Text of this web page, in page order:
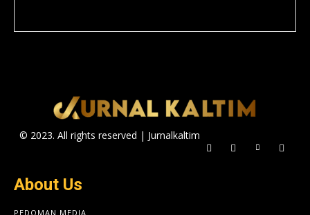
© 2023. All rights reserved | Jurnalkaltim
About Us
PEDOMAN MEDIA